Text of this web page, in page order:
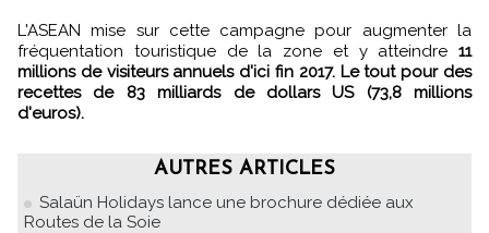
L'ASEAN mise sur cette campagne pour augmenter la
fréquentation touristique de la zone et y atteindre 11
millions de visiteurs annuels d'ici fin 2017. Le tout pour des
recettes de 83 milliards de dollars US (73,8 millions
d'euros).
AUTRES ARTICLES
Salaün Holidays lance une brochure dédiée aux
Routes de la Soie